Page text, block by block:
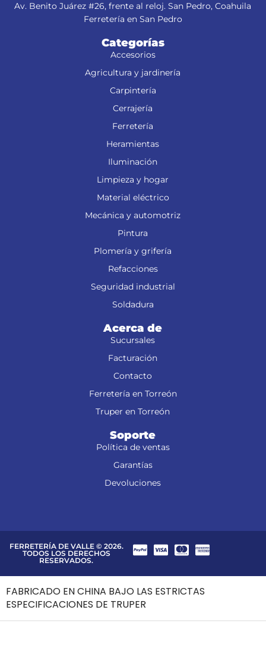
Av. Benito Juárez #26, frente al reloj. San Pedro, Coahuila
Ferretería en San Pedro
Categorías
Accesorios
Agricultura y jardinería
Carpintería
Cerrajería
Ferretería
Heramientas
Iluminación
Limpieza y hogar
Material eléctrico
Mecánica y automotriz
Pintura
Plomería y grifería
Refacciones
Seguridad industrial
Soldadura
Acerca de
Sucursales
Facturación
Contacto
Ferretería en Torreón
Truper en Torreón
Soporte
Política de ventas
Garantías
Devoluciones
FERRETERÍA DE VALLE © 2026.
TODOS LOS DERECHOS
RESERVADOS.
FABRICADO EN CHINA BAJO LAS ESTRICTAS
ESPECIFICACIONES DE TRUPER